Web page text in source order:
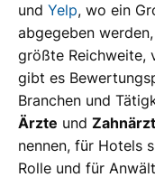
und Yelp, wo ein
abgegeben
größte Reichweite,
gibt es
Branchen und
Ärzte und
nennen, für Hotels
Rolle und für